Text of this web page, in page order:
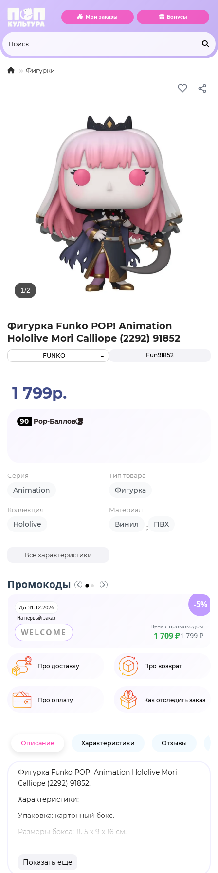
Мои заказы Бонусы
Фигурки
Фигурка Funko POP! Animation
Hololive Mori Calliope (2292) 91852
Fun91852
FUNKO
1 799р.
90 Pop-Баллов
Серия
Animation
Тип товара
Фигурка
Коллекция
Hololive
Материал
Винил ; ПВХ
Все характеристики
Промокоды
На первый заказ
До 31.12.2026
WELCOME
Цена с промокодом
1 709 ₽1 799 ₽
-5%
Про доставку Про возврат
Про оплату Как отследить заказ
Описание Характеристики Отзывы
Фигурка Funko POP! Animation Hololive Mori
Calliope (2292) 91852.
Характеристики:
Упаковка: картонный бокс.
Размеры бокса: 11. 5 х 9 х 16 см.
Оригинальный и официально лицензированный
Показать еще